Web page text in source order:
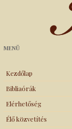
Kistemplom
MENÜ
Kezdőlap
Bibliaórák
Elérhetőség
Élő közvetítés